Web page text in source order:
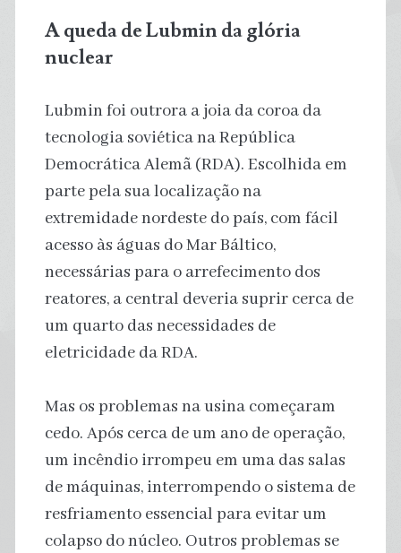
A queda de Lubmin da glória
nuclear
Lubmin foi outrora a joia da coroa da
tecnologia soviética na República
Democrática Alemã (RDA). Escolhida em
parte pela sua localização na
extremidade nordeste do país, com fácil
acesso às águas do Mar Báltico,
necessárias para o arrefecimento dos
reatores, a central deveria suprir cerca de
um quarto das necessidades de
eletricidade da RDA.
Mas os problemas na usina começaram
cedo. Após cerca de um ano de operação,
um incêndio irrompeu em uma das salas
de máquinas, interrompendo o sistema de
resfriamento essencial para evitar um
colapso do núcleo. Outros problemas se